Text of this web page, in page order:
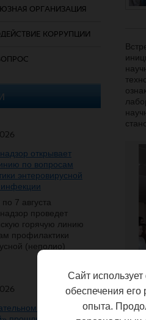
ОРГАНИЗАЦИЯ
КОРРУПЦИИ
открывает
по вопросам
энтеровирусной
7 августа
проведет
горячую линию
профилактики
(неполио)
центре
Сайт
обеспечения его
опыта.